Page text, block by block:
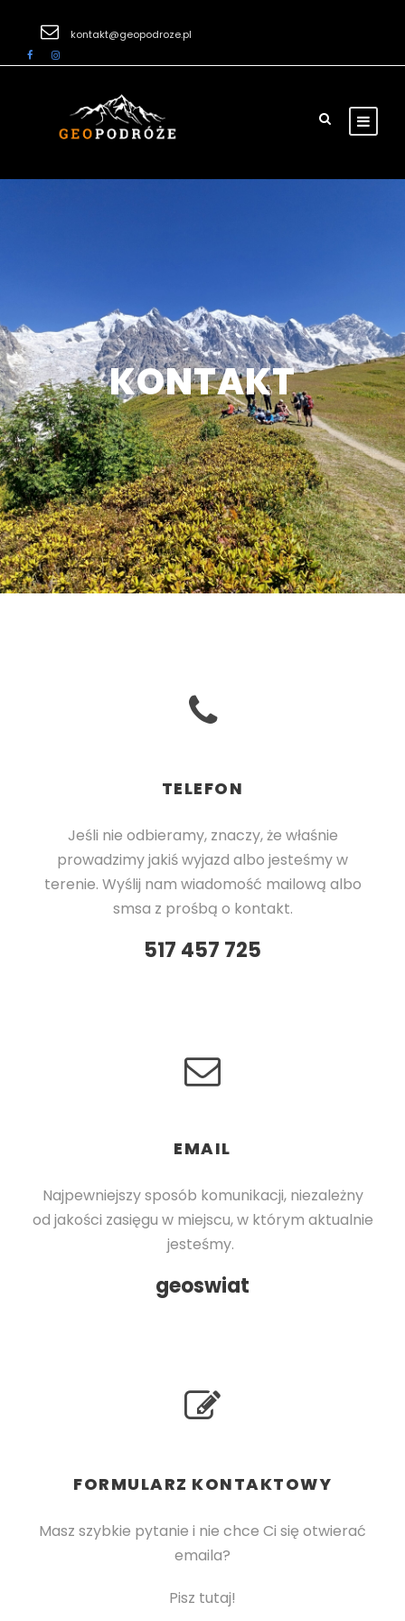
kontakt@geopodroze.pl
KONTAKT
TELEFON
Jeśli nie odbieramy, znaczy, że właśnie
prowadzimy jakiś wyjazd albo jesteśmy w
terenie. Wyślij nam wiadomość mailową albo
smsa z prośbą o kontakt.
517 457 725
EMAIL
Najpewniejszy sposób komunikacji, niezależny
od jakości zasięgu w miejscu, w którym aktualnie
jesteśmy.
geoswiat
FORMULARZ KONTAKTOWY
Masz szybkie pytanie i nie chce Ci się otwierać
emaila?
Pisz tutaj!